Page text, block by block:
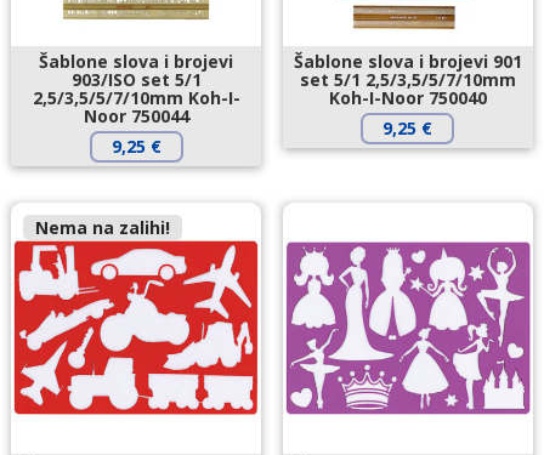
Šablone slova i brojevi
903/ISO set 5/1
2,5/3,5/5/7/10mm Koh-I-
Noor 750044
9,25 €
Šablone slova i brojevi 901
set 5/1 2,5/3,5/5/7/10mm
Koh-I-Noor 750040
9,25 €
Nema na zalihi!